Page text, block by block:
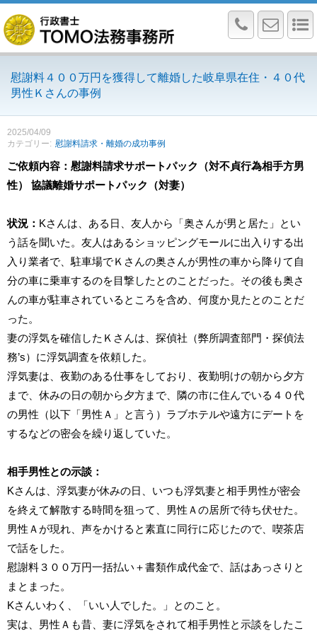
慰謝料４００万円を獲得して離婚した岐阜県在住・４０代
男性Ｋさんの事例
2025/04/09
カテゴリー
慰謝料請求・離婚の成功事例
ご依頼内容：慰謝料請求サポートパック（対不貞行為相手方男
性） 協議離婚サポートパック（対妻）
状況： Kさんは、ある日、友人から「奥さんが男と居た」とい
う話を聞いた。友人はあるショッピングモールに出入りする出
入り業者で、駐車場でＫさんの奥さんが男性の車から降りて自
分の車に乗車するのを目撃したとのことだった。その後も奥さ
んの車が駐車されているところを含め、何度か見たとのことだ
った。
妻の浮気を確信したＫさんは、探偵社（弊所調査部門・探偵法
務’s）に浮気調査を依頼した。
浮気妻は、夜勤のある仕事をしており、夜勤明けの朝から夕方
まで、休みの日の朝から夕方まで、隣の市に住んでいる４０代
の男性（以下「男性Ａ」と言う）ラブホテルや遠方にデートを
するなどの密会を繰り返していた。
相手男性との示談：
Kさんは、浮気妻が休みの日、いつも浮気妻と相手男性が密会
を終えて解散する時間を狙って、男性Ａの居所で待ち伏せた。
男性Ａが現れ、声をかけると素直に同行に応じたので、喫茶店
で話をした。
慰謝料３００万円一括払い＋書類作成代金で、話はあっさりと
まとまった。
Kさんいわく、「いい人でした。」とのこと。
実は、男性Ａも昔、妻に浮気をされて相手男性と示談をしたこ